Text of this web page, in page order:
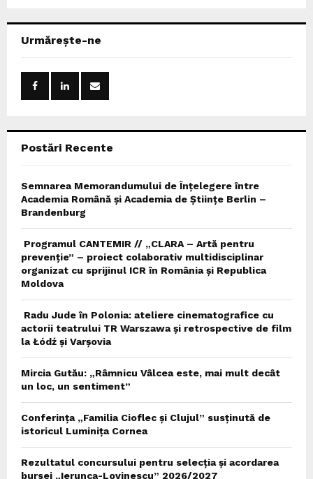
h
Urmărește-ne
Postări Recente
Semnarea Memorandumului de Înțelegere între
Academia Română și Academia de Științe Berlin –
Brandenburg
Programul CANTEMIR // „CLARA – Artă pentru
prevenție” – proiect colaborativ multidisciplinar
organizat cu sprijinul ICR în România și Republica
Moldova
Radu Jude în Polonia: ateliere cinematografice cu
actorii teatrului TR Warszawa și retrospective de film
la Łódź și Varșovia
Mircia Gutău: „Râmnicu Vâlcea este, mai mult decât
un loc, un sentiment”
Conferința „Familia Cioflec și Clujul” susținută de
istoricul Luminița Cornea
Rezultatul concursului pentru selecția și acordarea
bursei „Ierunca-Lovinescu” 2026/2027